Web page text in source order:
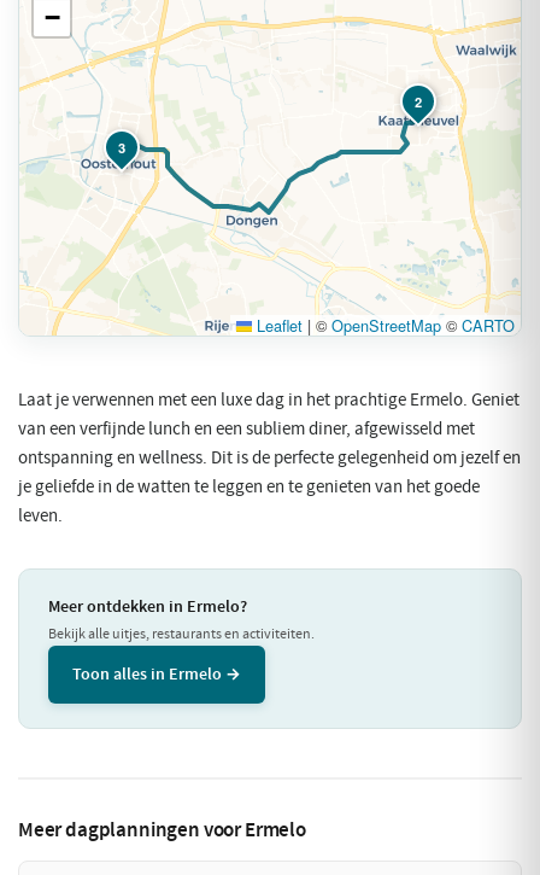
2
3
−
Leaflet | © OpenStreetMap © CARTO
Laat je verwennen met een luxe dag in het prachtige Ermelo. Geniet
van een verfijnde lunch en een subliem diner, afgewisseld met
ontspanning en wellness. Dit is de perfecte gelegenheid om jezelf en
je geliefde in de watten te leggen en te genieten van het goede
leven.
Meer ontdekken in Ermelo?
Bekijk alle uitjes, restaurants en activiteiten.
Toon alles in Ermelo →
Meer dagplanningen voor Ermelo